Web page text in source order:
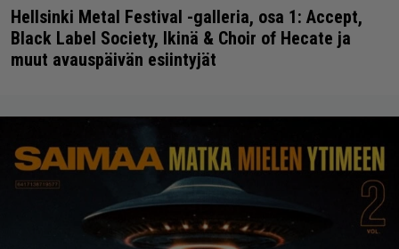
Hellsinki Metal Festival -galleria, osa 1: Accept,
Black Label Society, Ikinä & Choir of Hecate ja
muut avauspäivän esiintyjät